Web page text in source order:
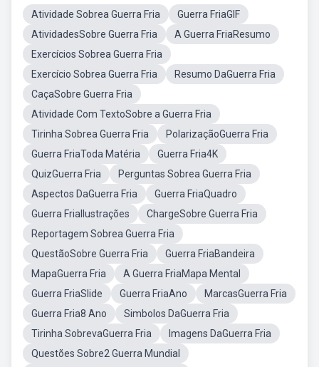
Atividade Sobrea Guerra Fria
Guerra FriaGIF
AtividadesSobre Guerra Fria
A Guerra FriaResumo
Exercícios Sobrea Guerra Fria
Exercício Sobrea Guerra Fria
Resumo DaGuerra Fria
CaçaSobre Guerra Fria
Atividade Com TextoSobre a Guerra Fria
Tirinha Sobrea Guerra Fria
PolarizaçãoGuerra Fria
Guerra FriaToda Matéria
Guerra Fria4K
QuizGuerra Fria
Perguntas Sobrea Guerra Fria
Aspectos DaGuerra Fria
Guerra FriaQuadro
Guerra FriaIlustrações
ChargeSobre Guerra Fria
Reportagem Sobrea Guerra Fria
QuestãoSobre Guerra Fria
Guerra FriaBandeira
MapaGuerra Fria
A Guerra FriaMapa Mental
Guerra FriaSlide
Guerra FriaAno
MarcasGuerra Fria
Guerra Fria8 Ano
Simbolos DaGuerra Fria
Tirinha SobrevaGuerra Fria
Imagens DaGuerra Fria
Questões Sobre2 Guerra Mundial